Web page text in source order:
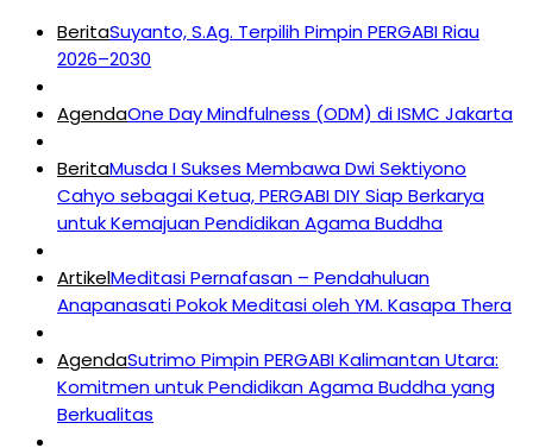
BeritaSuyanto, S.Ag. Terpilih Pimpin PERGABI Riau
2026–2030
AgendaOne Day Mindfulness (ODM) di ISMC Jakarta
BeritaMusda I Sukses Membawa Dwi Sektiyono
Cahyo sebagai Ketua, PERGABI DIY Siap Berkarya
untuk Kemajuan Pendidikan Agama Buddha
ArtikelMeditasi Pernafasan – Pendahuluan
Anapanasati Pokok Meditasi oleh YM. Kasapa Thera
AgendaSutrimo Pimpin PERGABI Kalimantan Utara:
Komitmen untuk Pendidikan Agama Buddha yang
Berkualitas